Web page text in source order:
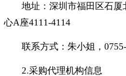
地址：深圳市福田区石厦
心A座4111-4114
联系方式：朱小姐，
2.采购代理机构信息